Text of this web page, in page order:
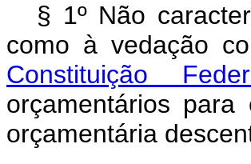
§ 1º Não
como à vedação
Constituição
orçamentários
orçamentária